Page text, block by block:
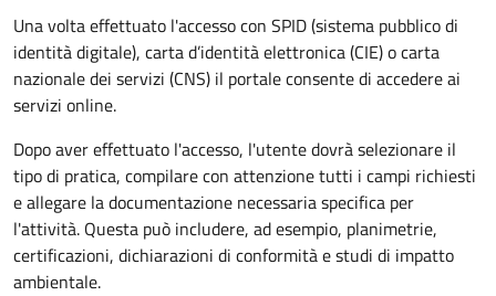
Una volta effettuato l'accesso con SPID (sistema pubblico di
identità digitale), carta d’identità elettronica (CIE) o carta
nazionale dei servizi (CNS) il portale consente di accedere ai
servizi online.
Dopo aver effettuato l'accesso, l'utente dovrà selezionare il
tipo di pratica, compilare con attenzione tutti i campi richiesti
e allegare la documentazione necessaria specifica per
l'attività. Questa può includere, ad esempio, planimetrie,
certificazioni, dichiarazioni di conformità e studi di impatto
ambientale.